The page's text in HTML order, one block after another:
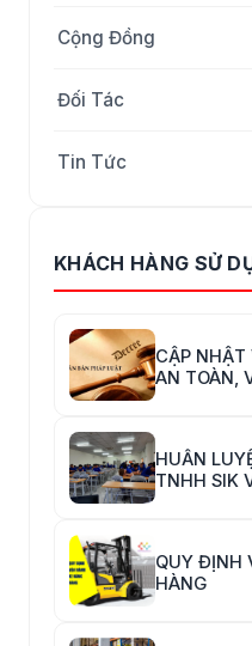
Cộng Đồng
Đối Tác
Tin Tức
KHÁCH HÀNG SỬ
CẬP NHẬT
AN TOÀN,
HUẤN
TNHH SIK
QUY ĐỊNH
HÀNG